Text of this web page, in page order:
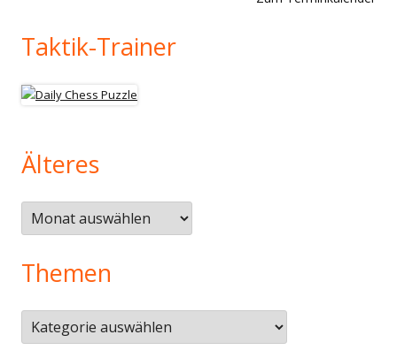
Taktik-Trainer
Älteres
Älteres
Themen
Themen